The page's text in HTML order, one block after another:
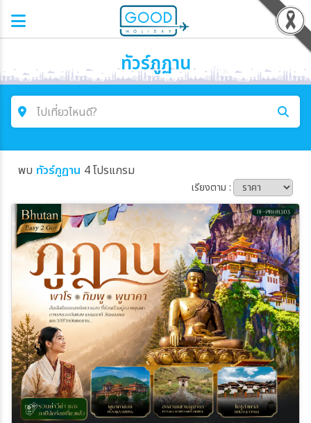
ทัวร์ภูฏาน
ไปเที่ยวไหนดี?
ค้นหาโปรแกรมทัวร์
โซน
ประเทศ
เมือง
สายการบิน
พบ ทัวร์ภูฏาน 4 โปรแกรม
เรียงตาม :